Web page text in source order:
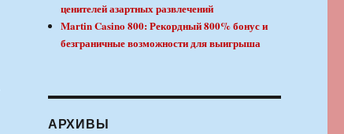
ценителей азартных развлечений
Martin Casino 800: Рекордный 800% бонус и
безграничные возможности для выигрыша
АРХИВЫ